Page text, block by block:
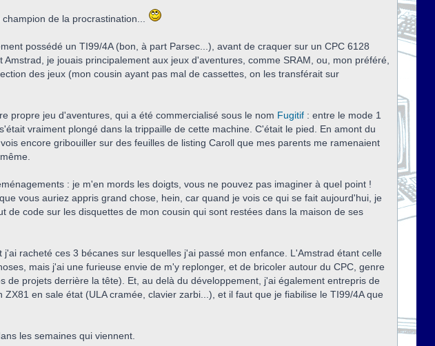
de la procrastination...
possédé un TI99/4A (bon, à part Parsec...), avant de craquer sur un CPC 6128
je jouais principalement aux jeux d'aventures, comme SRAM, ou, mon préféré,
des jeux (mon cousin ayant pas mal de cassettes, on les transférait sur
propre jeu d'aventures, qui a été commercialisé sous le nom Fugitif : entre le mode 1
vraiment plongé dans la trippaille de cette machine. C'était le pied. En amont du
encore gribouiller sur des feuilles de listing Caroll que mes parents me ramenaient
: je m'en mords les doigts, vous ne pouvez pas imaginer à quel point !
vous auriez appris grand chose, hein, car quand je vois ce qui se fait aujourd'hui, je
code sur les disquettes de mon cousin qui sont restées dans la maison de ses
racheté ces 3 bécanes sur lesquelles j'ai passé mon enfance. L'Amstrad étant celle
mais j'ai une furieuse envie de m'y replonger, et de bricoler autour du CPC, genre
projets derrière la tête). Et, au delà du développement, j'ai également entrepris de
en sale état (ULA cramée, clavier zarbi...), et il faut que je fiabilise le TI99/4A que
les semaines qui viennent.